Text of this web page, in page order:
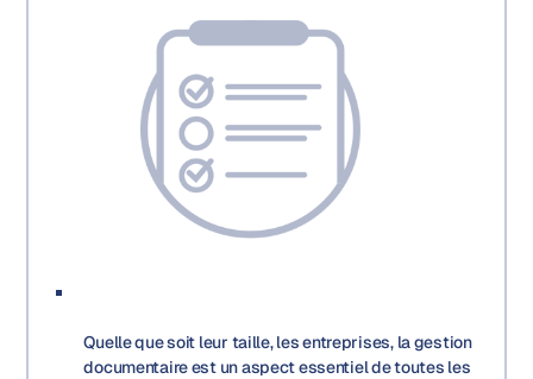
Quelle que soit leur taille, les entreprises, la gestion
documentaire est un aspect essentiel de toutes les